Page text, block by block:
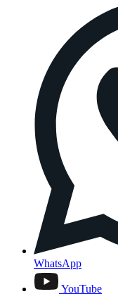
WhatsApp
YouTube